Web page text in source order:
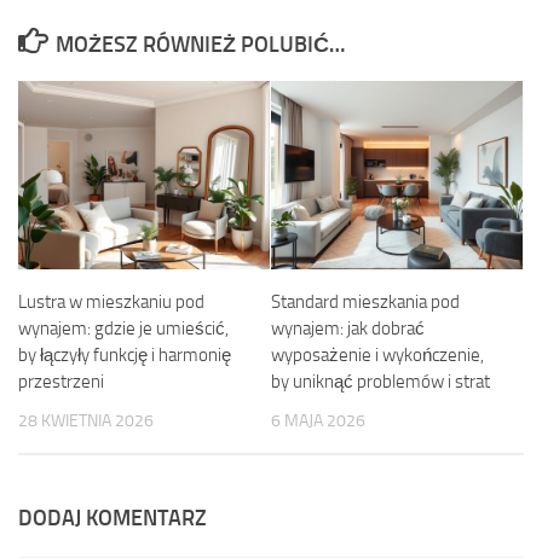
MOŻESZ RÓWNIEŻ POLUBIĆ…
Lustra w mieszkaniu pod
wynajem: gdzie je umieścić,
by łączyły funkcję i harmonię
przestrzeni
28 KWIETNIA 2026
Standard mieszkania pod
wynajem: jak dobrać
wyposażenie i wykończenie,
by uniknąć problemów i strat
6 MAJA 2026
DODAJ KOMENTARZ